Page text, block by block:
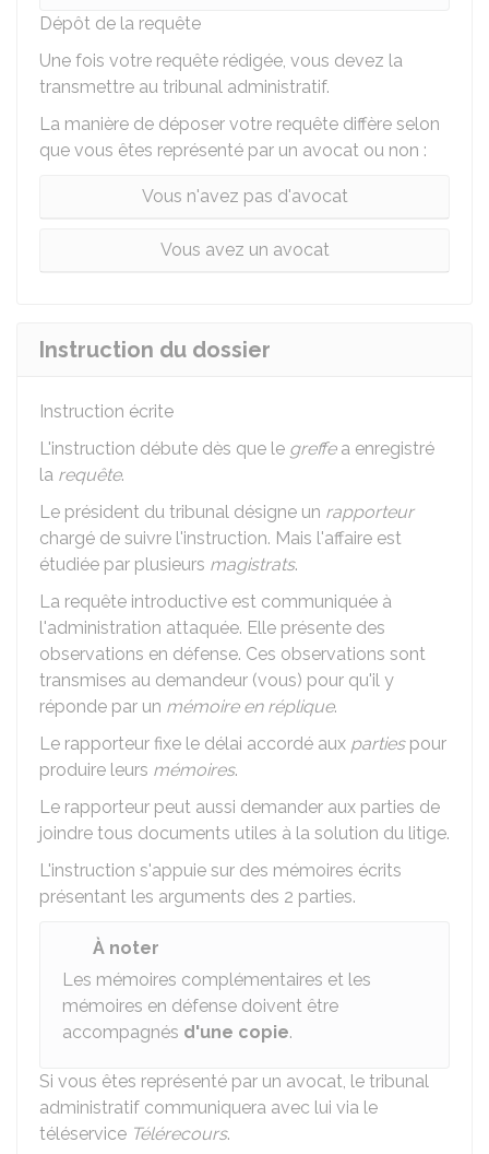
Dépôt de la requête
Une fois votre requête rédigée, vous devez la
transmettre au tribunal administratif.
La manière de déposer votre requête diffère selon
que vous êtes représenté par un avocat ou non :
Vous n'avez pas d'avocat
Vous avez un avocat
Instruction du dossier
Instruction écrite
L'instruction débute dès que le greffea enregistré
la requête.
Le président du tribunal désigne un rapporteur
chargé de suivre l'instruction. Mais l'affaire est
étudiée par plusieurs magistrats.
La requête introductive est communiquée à
l'administration attaquée. Elle présente des
observations en défense. Ces observations sont
transmises au demandeur (vous) pour qu'il y
réponde par un mémoire en réplique.
Le rapporteur fixe le délai accordé aux partiespour
produire leurs mémoires.
Le rapporteur peut aussi demander aux parties de
joindre tous documents utiles à la solution du litige.
L'instruction s'appuie sur des mémoires écrits
présentant les arguments des 2 parties.
À noter
Les mémoires complémentaires et les
mémoires en défense doivent être
accompagnés d'une copie.
Si vous êtes représenté par un avocat, le tribunal
administratif communiquera avec lui via le
téléservice Télérecours.